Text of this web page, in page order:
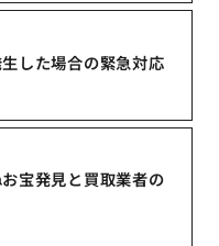
した場合の緊急対応
宝発見と買取業者の